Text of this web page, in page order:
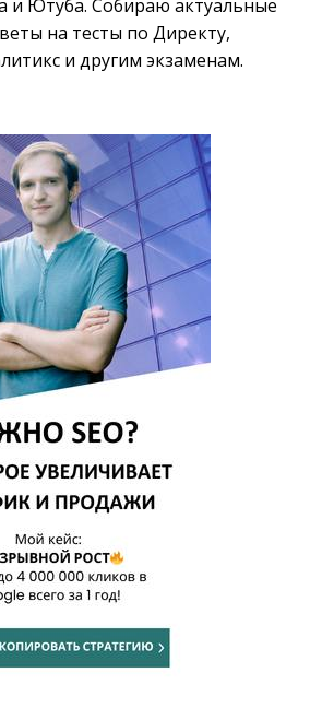
и Ютуба. Собираю актуальные
на тесты по Директу,
и другим экзаменам.